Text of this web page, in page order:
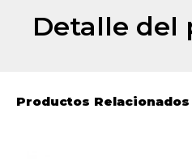
Detalle del
Productos Relacionados